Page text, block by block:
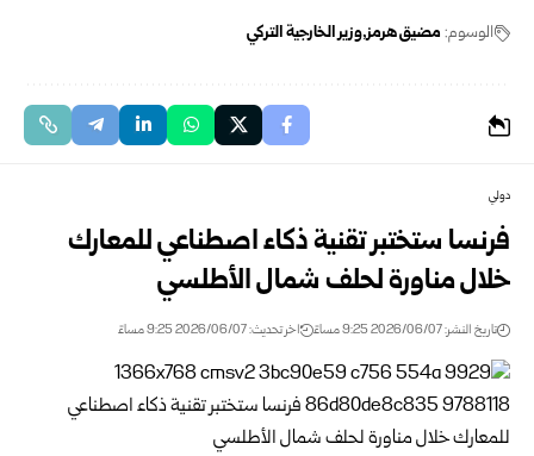
الوسوم: مضيق هرمز وزير الخارجية التركي
دولي
فرنسا ستختبر تقنية ذكاء اصطناعي للمعارك
خلال مناورة لحلف شمال الأطلسي
تاريخ النشر: 2026/06/07 9:25 مساءً اخر تحديث: 2026/06/07 9:25 مساءً